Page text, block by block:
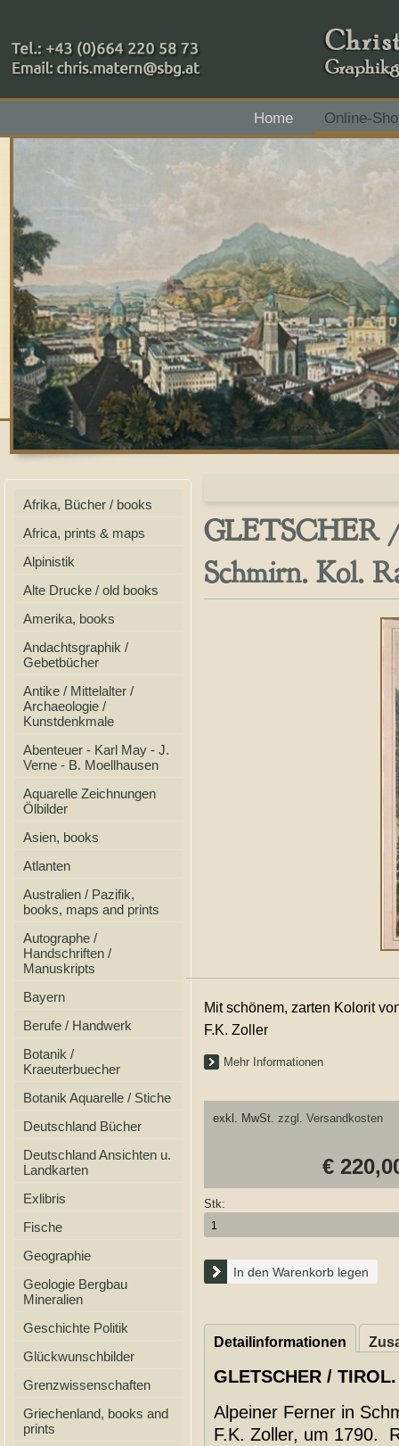
+43 (0)664 220 58 73
Home
Online-
Zahlungsmethoden: RAIBA - Flachgau Mitte - IBAN
Afrika, Bücher / books
Africa, prints & maps
Alpinistik
Alte Drucke / old books
Amerika, books
Andachtsgraphik /
Gebetbücher
Antike / Mittelalter /
Archaeologie /
Kunstdenkmale
Abenteuer - Karl May - J.
Verne - B. Moellhausen
Aquarelle Zeichnungen
Ölbilder
Asien, books
Atlanten
Australien / Pazifik,
books, maps and prints
Autographe /
Handschriften /
Manuskripts
Bayern
Berufe / Handwerk
Botanik /
Kraeuterbuecher
Botanik Aquarelle / Stiche
Deutschland Bücher
Deutschland Ansichten u.
Landkarten
Exlibris
Fische
Geographie
Geologie Bergbau
Mineralien
Geschichte Politik
Glückwunschbilder
Grenzwissenschaften
Griechenland, books and
prints
GLETSCHER
Schmirn. Kol.
Mit schönem, zarten Kolorit
F.K. Zoller
Mehr Informationen
exkl. MwSt. zzgl. Versandkosten
€
Stk:
In den Warenkorb legen
Detailinformationen
GLETSCHER / TIROL.
Alpeiner Ferner in
F.K. Zoller, um 1790.